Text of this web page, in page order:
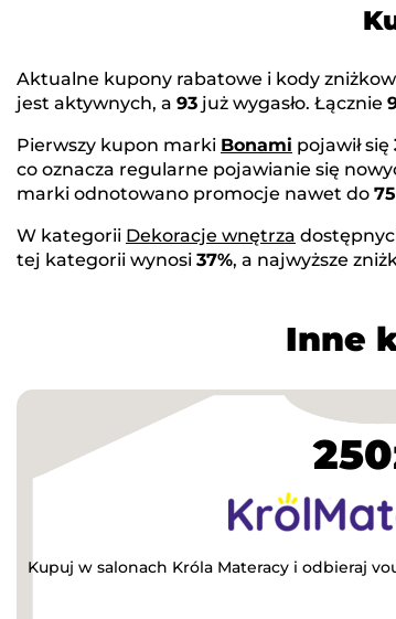
Aktualne kupony rabatowe i kody
jest aktywnych, a 93 już wygasło. Łącznie
Pierwszy kupon marki Bonami pojawił się
co oznacza regularne pojawianie się
marki odnotowano promocje nawet do
W kategorii Dekoracje wnętrza
tej kategorii wynosi 37%, a najwyższe
Inne
Kupuj w salonach Króla Materacy i odbieraj